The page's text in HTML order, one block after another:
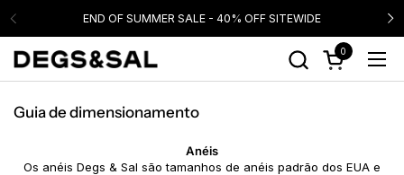
END OF SUMMER SALE - 40% OFF SITEWIDE
Abrir carrinho
0
Guia de dimensionamento
Anéis
Os anéis Degs & Sal são tamanhos de anéis padrão dos EUA e